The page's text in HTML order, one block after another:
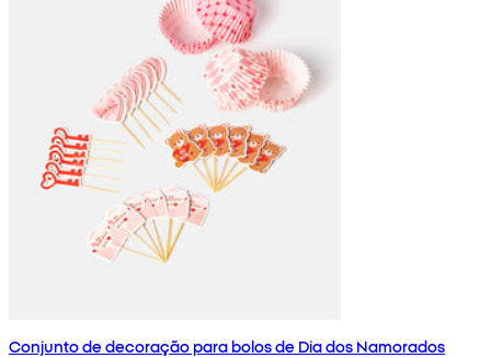
Conjunto de decoração para bolos de Dia dos Namorados